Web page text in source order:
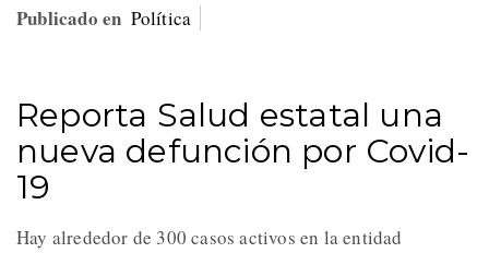
Publicado en Política
Reporta Salud estatal una
nueva defunción por Covid-
19
Hay alrededor de 300 casos activos en la entidad